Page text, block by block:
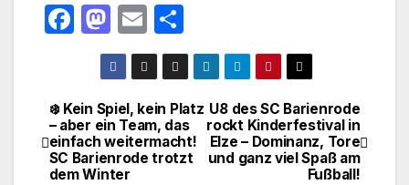
F
e
b
o
M
a
st
o
d
o
E
m
ail
ei
le
n
Beitragsnavigation
U8 des SC Barienrode
rockt Kinderfestival in
Elze – Dominanz, Tore
und ganz viel Spaß am
Fußball!
❄️ Kein Spiel, kein Platz
– aber ein Team, das
einfach weitermacht!
SC Barienrode trotzt
dem Winter